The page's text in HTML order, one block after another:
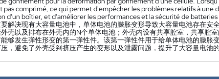
pas comprimé, ce qui permet d'empêcher les problèmes relatifs à une
d'un boîtier, et d'améliorer les performances et la sécurité de
解决现有大容量电池中，单体电池的臌胀变形导致大容量电池存在安
壳以及排布在外壳内的N个单体电池；外壳内设有共享腔室，共享腔
够发生弹性形变的第一弹性件。该第一弹性件用于给单体电池的臌胀
，避免了外壳受到挤压产生的变形以及泄露问题，提升了大容量电池